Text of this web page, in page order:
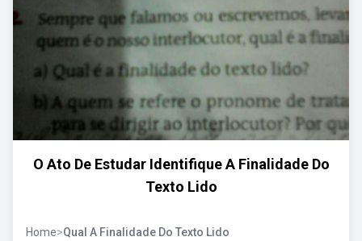
O Ato De Estudar Identifique A Finalidade Do
Texto Lido
Home>Qual A Finalidade Do Texto Lido